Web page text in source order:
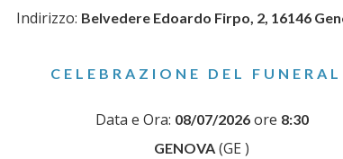
Indirizzo: Belvedere Edoardo Firpo, 2, 16146
CELEBRAZIONE DEL
Data e Ora: 08/07/2026ore 8:30
GENOVA(GE )